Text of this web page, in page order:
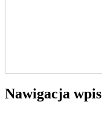
Nawigacja